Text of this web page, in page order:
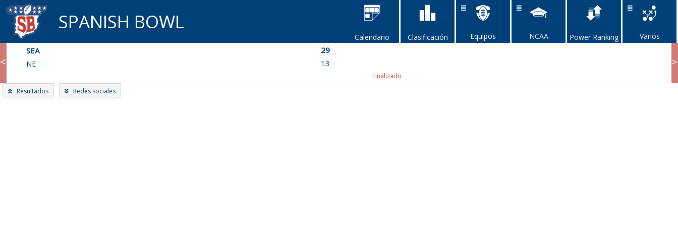
Skip
content
SPANISH BOWL
Varios
Power Ranking
NCAA
Equipos
Clasificación
Calendario
<
SEA
29
NE
13
Finalizado
>
Resultados Redes sociales